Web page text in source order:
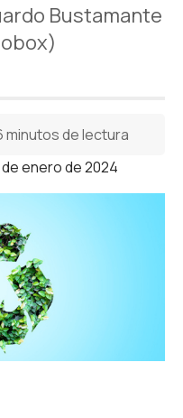
Bustamante
enero de 2024
minutos de lectura